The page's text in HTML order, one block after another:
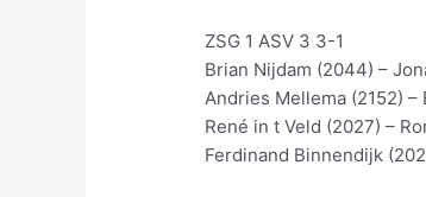
ZSG 1 ASV 3 3-1
Brian Nijdam (2044) –
Andries Mellema (2152) –
René in t Veld (2027) –
Ferdinand Binnendijk